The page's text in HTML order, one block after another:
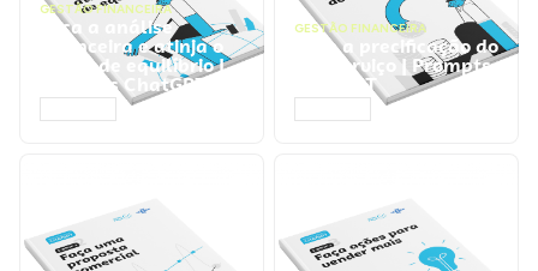
GESTÃO FINANCEIRA
Faça a análise
financeira e atinja o
ponto de equilíbrio |
Prompts ChatGPT
GESTÃO FINANCEIRA
Faça a precificação do
seu serviço | Prompts
ChatGPT